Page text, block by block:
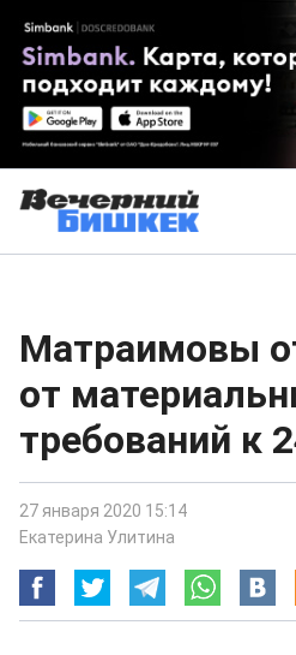
Матраимовы
от
требований к
27 января 2020 15:14
Екатерина Улитина